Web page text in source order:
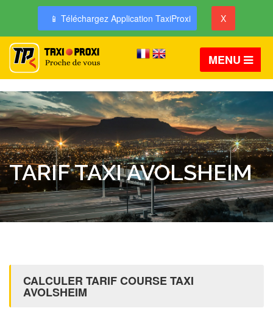
📱 Téléchargez Application TaxiProxi X
MENU
TARIF TAXI AVOLSHEIM
CALCULER TARIF COURSE TAXI
AVOLSHEIM